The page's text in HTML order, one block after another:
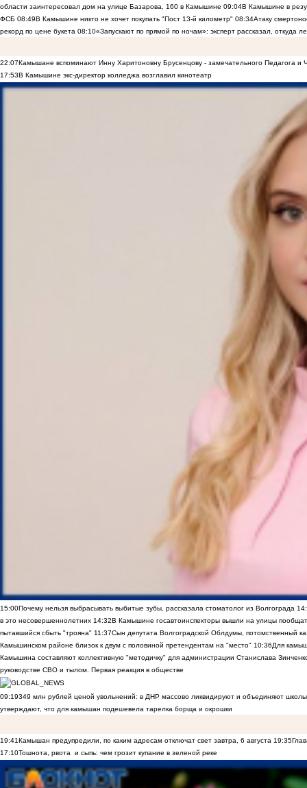
области заинтересовал дом на улице Базарова, 160 в Камышине 09:04В Камышине в
ФСБ 08:49В Камышине никто не хочет покупать "Пост 13-й километр" 08:34Атаку
рекорд по цене букета 08:10«Запускают по прямой по ночам»: эксперт рассказал, откуда
22:07Камышане вспоминают Инну Харитоновну Брусенцову - замечательного Педагога и
17:53В Камышине экс-директор колледжа возглавил кинотеатр
15:00Почему нельзя выбрасывать выбитые зубы, рассказала стоматолог из Волгограда
в это несовершеннолетних 14:32В Камышине госавтоинспекторы вышли на улицы
пытавшийся сбыть "трояна" 11:37Сын депутата Волгоградской Облдумы, потомственный
Камышинском районе близок к двум с половиной претендентам на "место" 10:36Для
Камышина составляют коллективную "методичку" для администрации Станислава
руководстве СВО и тылом. Первая реакция в обществе
09:19349 млн рублей ценой увольнений: в ДНР массово ликвидируют и объединяют
утверждают, что для камышан подешевела тарелка борща и окрошки
19:41Камышан предупредили, по каким адресам отключат свет завтра, 6 августа 19:35
17:10Тошнота, рвота и сыпь: чем грозит купание в зеленой реке